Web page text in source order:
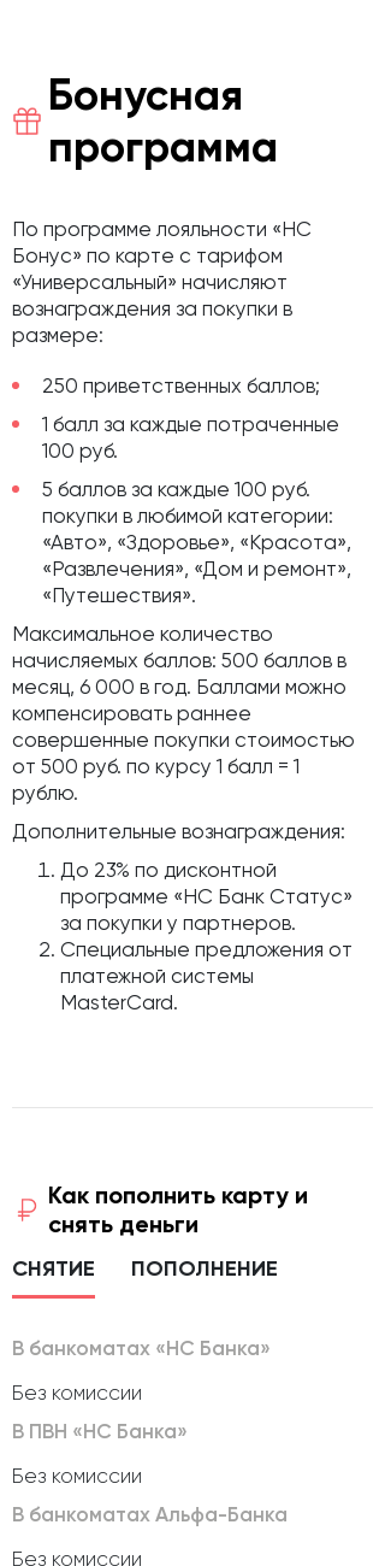
Бонусная
программа
По программе лояльности «НС
Бонус» по карте с тарифом
«Универсальный» начисляют
вознаграждения за покупки в
размере:
250 приветственных баллов;
1 балл за каждые потраченные
100 руб.
5 баллов за каждые 100 руб.
покупки в любимой категории:
«Авто», «Здоровье», «Красота»,
«Развлечения», «Дом и ремонт»,
«Путешествия».
Максимальное количество
начисляемых баллов: 500 баллов в
месяц, 6 000 в год. Баллами можно
компенсировать раннее
совершенные покупки стоимостью
от 500 руб. по курсу 1 балл = 1
рублю.
Дополнительные вознаграждения:
До 23% по дисконтной
программе «НС Банк Статус»
за покупки у партнеров.
Специальные предложения от
платежной системы
MasterCard.
Как пополнить карту и
снять деньги
СНЯТИЕ ПОПОЛНЕНИЕ
В банкоматах «НС Банка»
Без комиссии
В ПВН «НС Банка»
Без комиссии
В банкоматах Альфа-Банка
Без комиссии